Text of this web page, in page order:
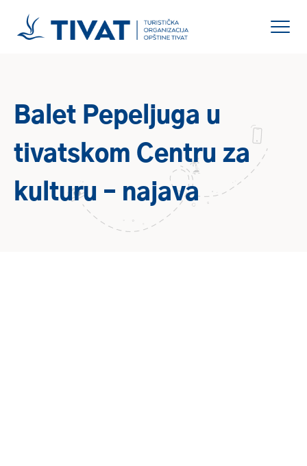
Balet Pepeljuga u
tivatskom Centru za
kulturu – najava